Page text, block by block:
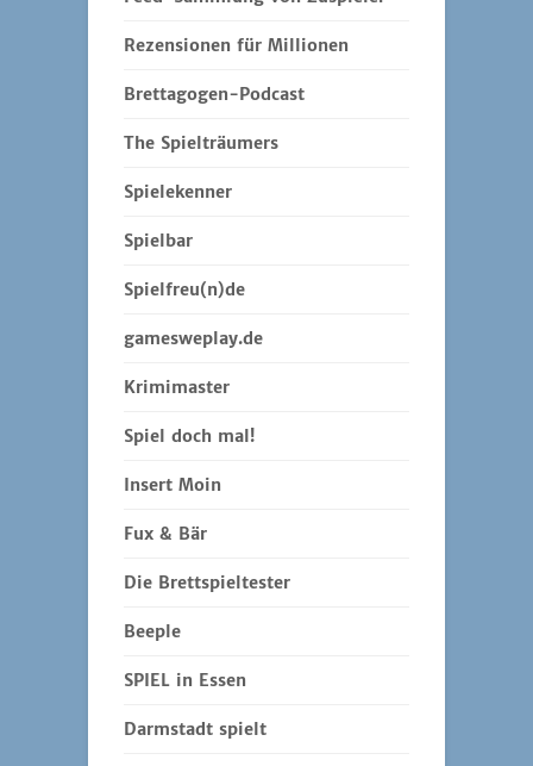
Rezensionen für Millionen
Brettagogen-Podcast
The Spielträumers
Spielekenner
Spielbar
Spielfreu(n)de
gamesweplay.de
Krimimaster
Spiel doch mal!
Insert Moin
Fux & Bär
Die Brettspieltester
Beeple
SPIEL in Essen
Darmstadt spielt